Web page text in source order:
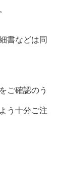
書などは同
ご確認のう
う十分ご注